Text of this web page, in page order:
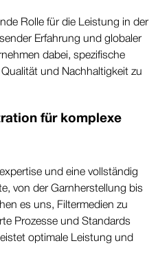
Rolle für die Leistung in der
Erfahrung und globaler
dabei, spezifische
und Nach­haltigkeit zu
für komplexe
und eine voll­ständig
von der Garn­her­stellung bis
es uns, Filter­medien zu
Prozesse und Stan­dards
optimale Leistung und